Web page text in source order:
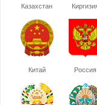
Казахстан
Китай Россия